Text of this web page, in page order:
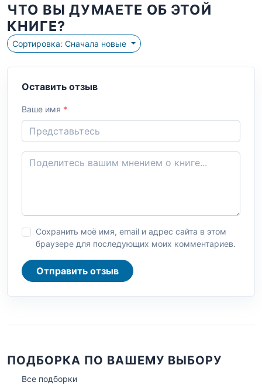
ЧТО ВЫ ДУМАЕТЕ ОБ ЭТОЙ
КНИГЕ?
Сортировка: Сначала новые
Оставить отзыв
Ваше имя *
Сохранить моё имя, email и адрес сайта в этом
браузере для последующих моих комментариев.
Отправить отзыв
ПОДБОРКА ПО ВАШЕМУ ВЫБОРУ
Все подборки